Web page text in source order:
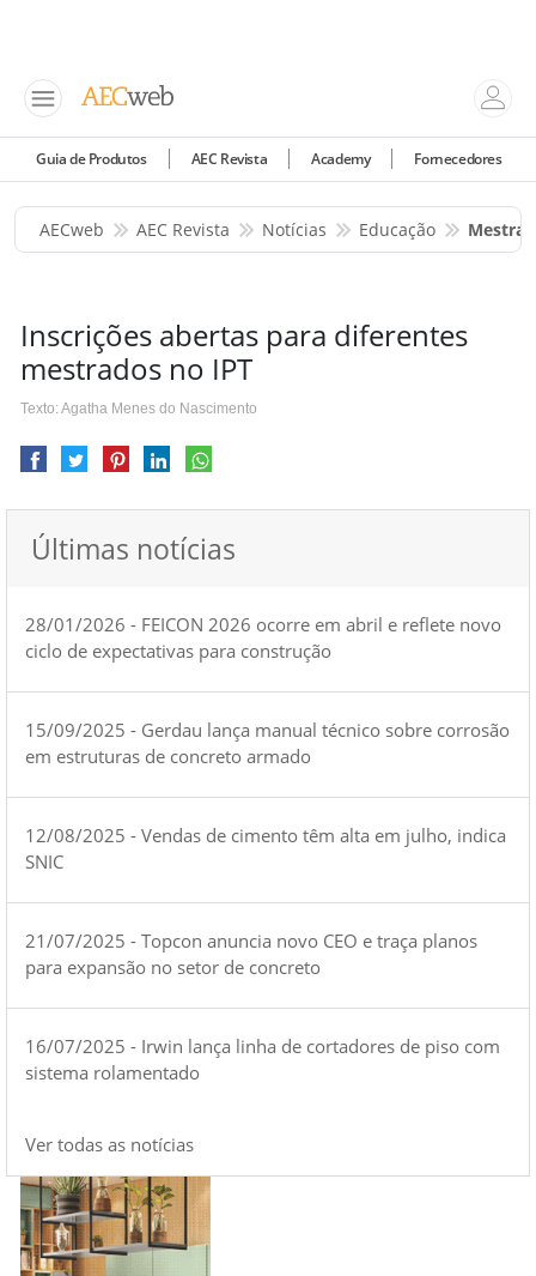
Guia de Produtos AEC Revista Academy Fornecedores
AECweb AEC Revista Notícias Educação
Inscrições abertas para diferentes
mestrados no IPT
Texto: Agatha Menes do Nascimento
Últimas notícias
28/01/2026 - FEICON 2026 ocorre em abril e reflete novo
ciclo de expectativas para construção
15/09/2025 - Gerdau lança manual técnico sobre corrosão
em estruturas de concreto armado
12/08/2025 - Vendas de cimento têm alta em julho, indica
SNIC
21/07/2025 - Topcon anuncia novo CEO e traça planos
para expansão no setor de concreto
16/07/2025 - Irwin lança linha de cortadores de piso com
sistema rolamentado
Ver todas as notícias